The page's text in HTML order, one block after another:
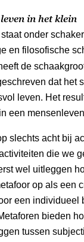
in het klein
onder
en filosofische
de
dat het
leven. Het
een
slechts acht bij
die we
wel uitleggen
op als een
een individueel
bieden
tussen